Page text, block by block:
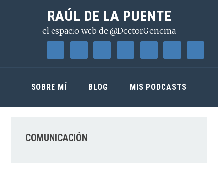
contenido
RAÚL DE LA PUENTE
el espacio web de @DoctorGenoma
SOBRE MÍ BLOG MIS PODCASTS
COMUNICACIÓN